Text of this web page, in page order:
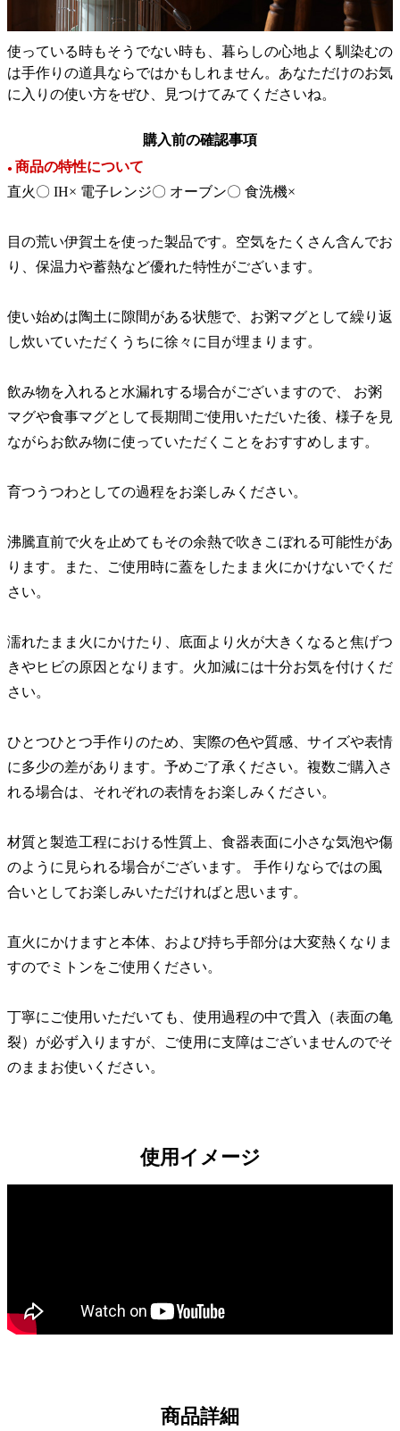
使っている時もそうでない時も、暮らしの心地よく馴染むの
は手作りの道具ならではかもしれません。あなただけのお気
に入りの使い方をぜひ、見つけてみてくださいね。
購入前の確認事項
● 商品の特性について
直火〇 IH× 電子レンジ〇 オーブン〇 食洗機×
目の荒い伊賀土を使った製品です。空気をたくさん含んでお
り、保温力や蓄熱など優れた特性がございます。
使い始めは陶土に隙間がある状態で、お粥マグとして繰り返
し炊いていただくうちに徐々に目が埋まります。
飲み物を入れると水漏れする場合がございますので、 お粥
マグや食事マグとして長期間ご使用いただいた後、様子を見
ながらお飲み物に使っていただくことをおすすめします。
育つうつわとしての過程をお楽しみください。
沸騰直前で火を止めてもその余熱で吹きこぼれる可能性があ
ります。また、ご使用時に蓋をしたまま火にかけないでくだ
さい。
濡れたまま火にかけたり、底面より火が大きくなると焦げつ
きやヒビの原因となります。火加減には十分お気を付けくだ
さい。
ひとつひとつ手作りのため、実際の色や質感、サイズや表情
に多少の差があります。予めご了承ください。複数ご購入さ
れる場合は、それぞれの表情をお楽しみください。
材質と製造工程における性質上、食器表面に小さな気泡や傷
のように見られる場合がございます。 手作りならではの風
合いとしてお楽しみいただければと思います。
直火にかけますと本体、および持ち手部分は大変熱くなりま
すのでミトンをご使用ください。
丁寧にご使用いただいても、使用過程の中で貫入（表面の亀
裂）が必ず入りますが、ご使用に支障はございませんのでそ
のままお使いください。
使用イメージ
商品詳細